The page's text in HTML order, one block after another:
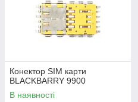
Конектор SIM карти
BLACKBARRY 9900
В наявності